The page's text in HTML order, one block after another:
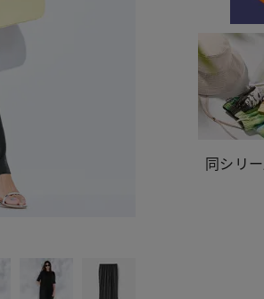
同シリ